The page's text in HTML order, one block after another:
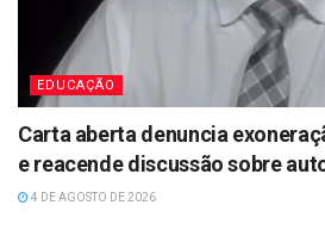
EDUCAÇÃO
Carta aberta denuncia
e reacende discussão sobre
4 DE AGOSTO DE 2026